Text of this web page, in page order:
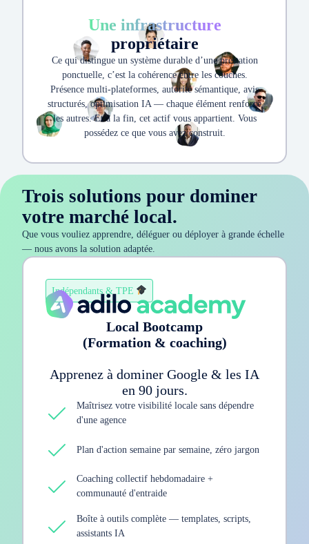
Une infrastructure
propriétaire
Ce qui distingue un système durable d’une prestation
ponctuelle, c’est la cohérence entre les couches.
Présence multi-plateformes, autorité sémantique, avis
structurés, optimisation IA — chaque élément renforce
les autres. Et à la fin, cet actif vous appartient. Vous
possédez ce que vous avez construit.
Trois solutions pour dominer
votre marché local.
Que vous vouliez apprendre, déléguer ou déployer à grande échelle
— nous avons la solution adaptée.
Indépendants & TPE
Local Bootcamp
(Formation & coaching)
Apprenez à dominer Google & les IA
en 90 jours.
Maîtrisez votre visibilité locale sans dépendre
d'une agence
Plan d'action semaine par semaine, zéro jargon
Coaching collectif hebdomadaire +
communauté d'entraide
Boîte à outils complète — templates, scripts,
assistants IA